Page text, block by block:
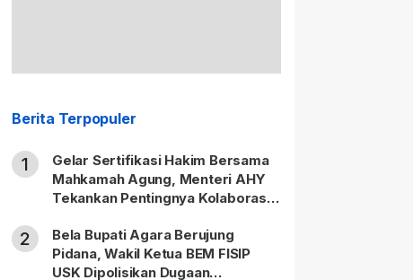
Berita Terpopuler
1
Gelar Sertifikasi Hakim Bersama
Mahkamah Agung, Menteri AHY
Tekankan Pentingnya Kolaborasi
Masyarakat
2
Bela Bupati Agara Berujung
Pidana, Wakil Ketua BEM FISIP
USK Dipolisikan Dugaan